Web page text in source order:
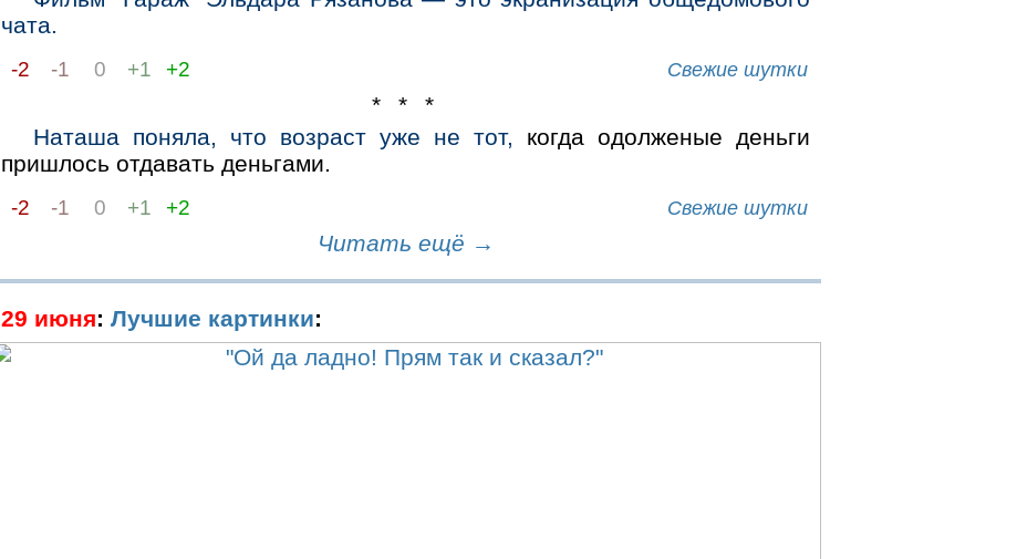
чата.
-2 -1 0 +1 +2 Свежие шутки
* * *
Наташа поняла, что возраст уже не тот, когда одолженые деньги
пришлось отдавать деньгами.
-2 -1 0 +1 +2 Свежие шутки
Читать ещё →
29 июня:Лучшие картинки: